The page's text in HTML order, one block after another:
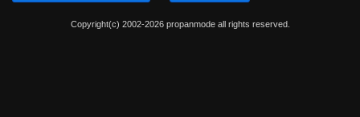
Copyright(c) 2002-2026 propanmode all rights reserved.